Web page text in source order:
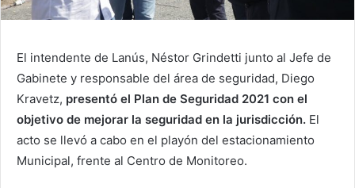
El intendente de Lanús, Néstor Grindetti junto al Jefe de
Gabinete y responsable del área de seguridad, Diego
Kravetz, presentó el Plan de Seguridad 2021 con el
objetivo de mejorar la seguridad en la jurisdicción. El
acto se llevó a cabo en el playón del estacionamiento
Municipal, frente al Centro de Monitoreo.